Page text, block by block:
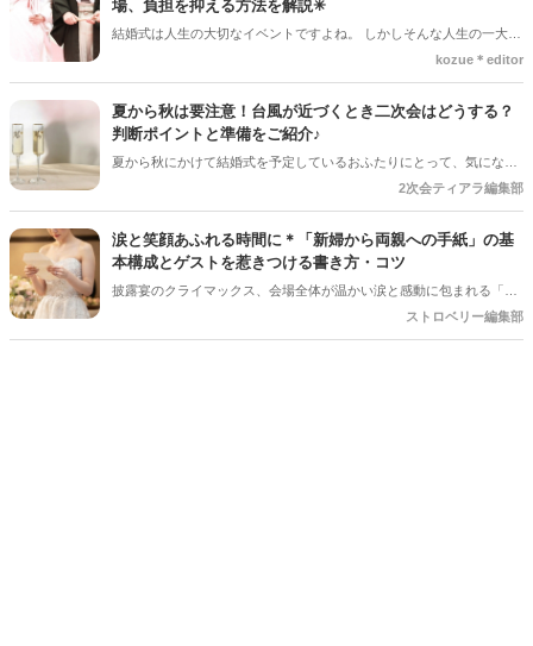
場、負担を抑える方法を解説✳︎
結婚式は人生の大切なイベントですよね。 しかしそんな人生の一大イ
ベントでも、やむを得ない事情で延期や中止、キャンセルを検討しな
ンセル料」です。 「いつからキャンセル料がかかるの？」「全額支払
わないといけないの？」と不安に思う方も多いでしょう。 この記事で
る方法についてわかりやすく解説します。
kozue＊editor
夏から秋は要注意！台風が近づくとき二次会はどうする？
判断ポイントと準備をご紹介♪
夏から秋にかけて結婚式を予定しているおふたりにとって、気になる
のが台風の影響。 結婚式は予定通り開催できそうだけど、「二次会は
むケースも少なくありません＊ 今回は、台風が近づいているときに二
次会を開催するか判断するポイントや、事前に準備しておきたいこと
2次会ティアラ編集部
涙と笑顔あふれる時間に＊「新婦から両親への手紙」の基
本構成とゲストを惹きつける書き方・コツ
披露宴のクライマックス、会場全体が温かい涙と感動に包まれる「新
婦からご両親への手紙」。結婚式準備の終盤、「何から書き始めれば
ストロベリー編集部